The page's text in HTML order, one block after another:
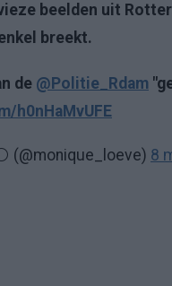
beelden uit
breekt.
de @Politie_Rdam
h0nHaMvUFE
(@monique_loeve) 8